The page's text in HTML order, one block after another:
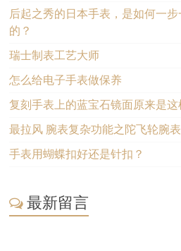
后起之秀的日本手表，是如何一
的？
瑞士制表工艺大师
怎么给电子手表做保养
复刻手表上的蓝宝石镜面原来是
最拉风 腕表复杂功能之陀飞轮腕表
手表用蝴蝶扣好还是针扣？
最新留言